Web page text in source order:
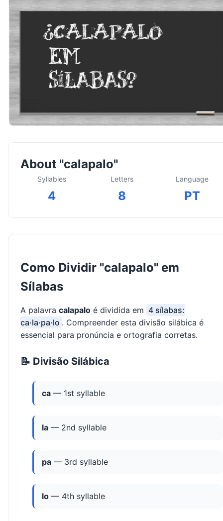
About "calapalo"
Syllables
4
Letters
8
Language
PT
Como Dividir "calapalo" em
Sílabas
A palavra calapalo é dividida em 4 sílabas:
ca·la·pa·lo . Compreender esta divisão silábica é
essencial para pronúncia e ortografia corretas.
📝 Divisão Silábica
ca — 1st syllable
la — 2nd syllable
pa — 3rd syllable
lo — 4th syllable